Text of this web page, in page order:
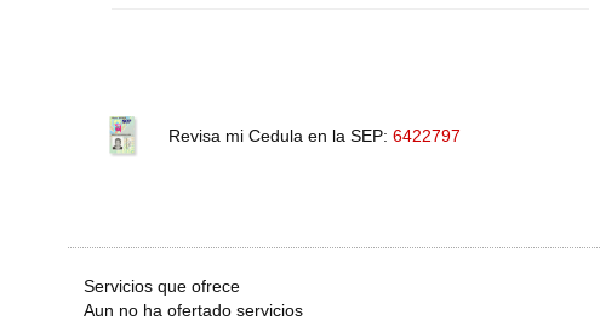
Revisa mi Cedula en la SEP: 6422797
Servicios que ofrece
Aun no ha ofertado servicios